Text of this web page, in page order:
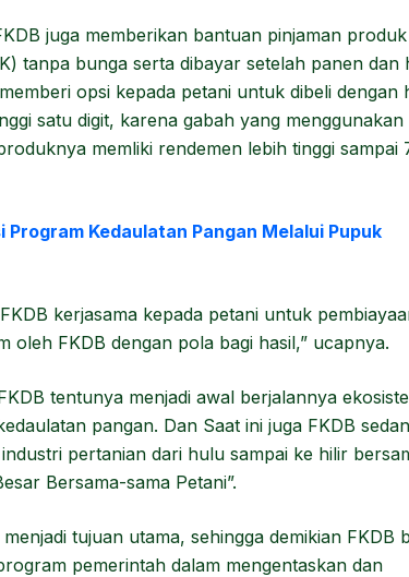
juga memberikan bantuan pinjaman produk
tanpa bunga serta dibayar setelah panen dan
opsi kepada petani untuk dibeli dengan
satu digit, karena gabah yang menggunakan
memliki rendemen lebih tinggi sampai
Program Kedaulatan Pangan Melalui Pupuk
kerjasama kepada petani untuk
oleh FKDB dengan pola bagi hasil,” ucapnya.
tentunya menjadi awal berjalannya
pangan. Dan Saat ini juga FKDB
pertanian dari hulu sampai ke hilir
Bersama-sama Petani”.
tujuan utama, sehingga demikian FKDB
pemerintah dalam mengentaskan dan